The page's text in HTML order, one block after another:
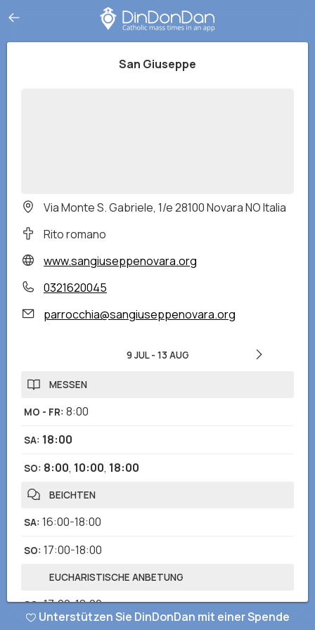
San Giuseppe
Via Monte S. Gabriele, 1/e 28100 Novara NO Italia
Rito romano
www.sangiuseppenovara.org
0321620045
parrocchia@sangiuseppenovara.org
9 JUL- 13 AUG
MESSEN
MO - FR: 8:00
SA: 18:00
SO: 8:00, 10:00, 18:00
BEICHTEN
SA: 16:00-18:00
SO: 17:00-18:00
EUCHARISTISCHE ANBETUNG
SO:17:00-18:00
Unterstützen Sie DinDonDan mit einer Spende